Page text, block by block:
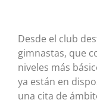
Desde el club
gimnastas, que
niveles más
ya están en
una cita de